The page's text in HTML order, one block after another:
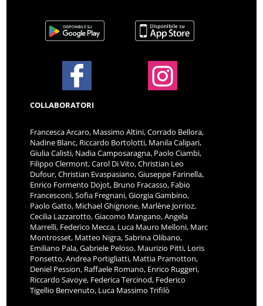
COLLABORATORI
Francesca Arcaro, Massimo Altini, Corrado Bellora,
Nadine Blanc, Riccardo Bortolotti, Manila Calipari,
Giulia Calisti, Nadia Camposaragna, Paolo Ciambi,
Filippo Clermont, Carol Di Vito, Christian Leo
Dufour, Christian Evaspasiano, Giuseppe Farinella,
Enrico Formento Dojot, Bruno Fracasso, Fabio
Francesconi, Sofia Fregnani, Giorgia Gambino,
Paolo Gatto, Michael Ghignone, Marlène Jorrioz,
Cecilia Lazzarotto, Giacomo Mangano, Angela
Marrelli, Federico Mecca, Luca Mauro Melloni, Marc
Montrosset, Matteo Nigra, Sabrina Olibano,
Emiliano Pala, Gabriele Peloso, Maurizio Pitti, Loris
Ponsetto, Andrea Portigliatti, Mattia Pramotton,
Deniel Pession, Raffaele Romano, Enrico Ruggeri,
Riccardo Savoye, Federica Tercinod, Federico
Tigellio Benvenuto, Luca Massimo Trifilò